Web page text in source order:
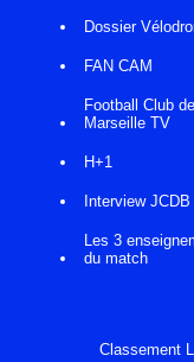
Dossier
FAN CAM
Football Club de
Marseille TV
H+1
Interview JCDB
Les 3
du match
Classement